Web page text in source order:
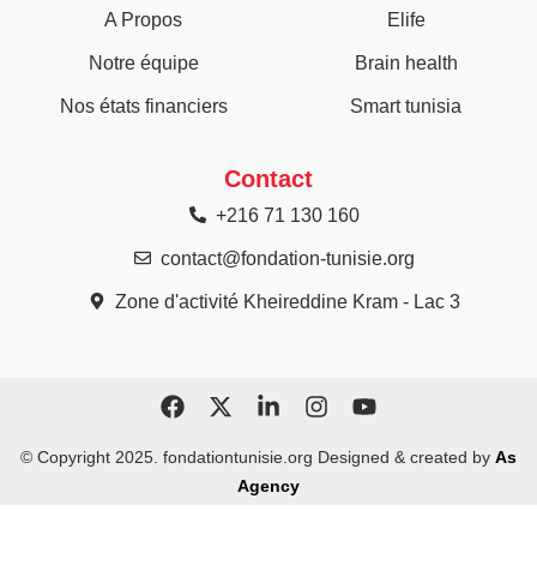
A Propos
Notre équipe
Nos états financiers
Elife
Brain health
Smart tunisia
Contact
+216 71 130 160
contact@fondation-tunisie.org
Zone d'activité Kheireddine Kram - Lac 3
© Copyright 2025. fondationtunisie.org Designed & created by As
Agency​